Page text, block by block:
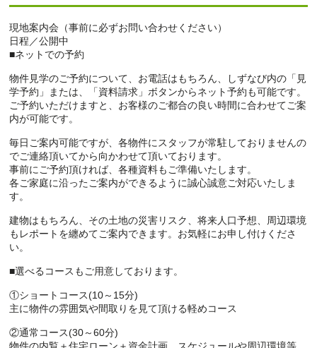
現地案内会（事前に必ずお問い合わせください）
日程／公開中
■ネットでの予約
物件見学のご予約について、お電話はもちろん、しずなび内の「見
学予約」または、「資料請求」ボタンからネット予約も可能です。
ご予約いただけますと、お客様のご都合の良い時間に合わせてご案
内が可能です。
毎日ご案内可能ですが、各物件にスタッフが常駐しておりませんの
でご連絡頂いてから向かわせて頂いております。
事前にご予約頂ければ、各種資料もご準備いたします。
各ご家庭に沿ったご案内ができるように誠心誠意ご対応いたしま
す。
建物はもちろん、その土地の災害リスク、将来人口予想、周辺環境
もレポートを纏めてご案内できます。お気軽にお申し付けくださ
い。
■選べるコースもご用意しております。
①ショートコース(10～15分)
主に物件の雰囲気や間取りを見て頂ける軽めコース
②通常コース(30～60分)
物件の内覧＋住宅ローン＋資金計画、スケジュールや周辺環境等、